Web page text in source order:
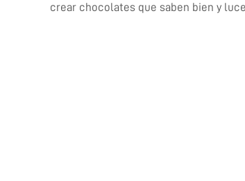
crear chocolates que saben bien y